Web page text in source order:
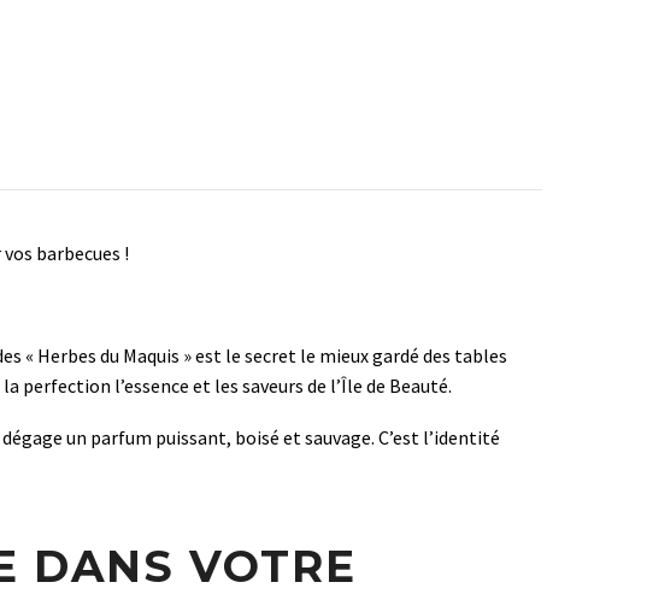
barbecues !
« Herbes du Maquis » est le secret le mieux gardé des tables
perfection l’essence et les saveurs de l’Île de Beauté.
un parfum puissant, boisé et sauvage. C’est l’identité
DANS VOTRE